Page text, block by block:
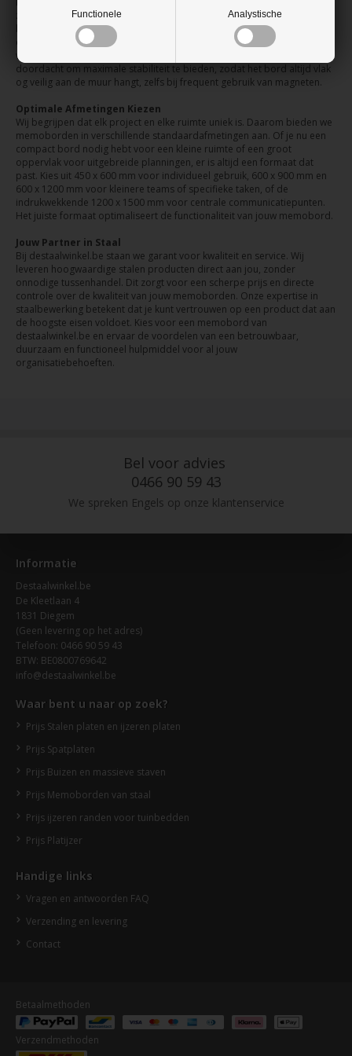
Functionele Analystische
zijn ontworpen voor eenvoudige montage. Met de bijgeleverde
bevestigingsmaterialen hang je het bord in een handomdraai stevig aan
de wand. Dit betekent minimale onderbreking van jouw dagelijkse
werkzaamheden en een direct bruikbaar oppervlak. De constructie is
doordacht om maximale stabiliteit te bieden, zodat het bord altijd vlak
og veilig aan de muur hangt, zelfs bij frequent gebruik van magneten.
Optimale Afmetingen Kiezen
Wij begrijpen dat elk project en elke ruimte uniek is. Daarom bieden we
memoborden in verschillende standaardafmetingen aan. Of je nu een
compact bord nodig hebt voor een kleine ruimte of een groot
oppervlak voor uitgebreide planningen, er is altijd een formaat dat
past. Kies uit 450 x 600 mm voor individueel gebruik, 600 x 900 mm en
600 x 1200 mm voor kleinere teams of specifieke taken, of de
indrukwekkende 1200 x 1500 mm voor centrale communicatiepunten.
Het juiste formaat optimaliseert de functionaliteit van jouw memobord.
Jouw Partner in Staal
Bij destaalwinkel.be staan we garant voor kwaliteit en service. Wij
leveren hoogwaardige stalen producten direct aan jou, zonder
onnodige tussenhandel. Dit zorgt voor een scherpe prijs en directe
controle over de kwaliteit van jouw memoborden. Onze expertise in
staalbewerking betekent dat je kunt vertrouwen op een product dat aan
de hoogste eisen voldoet. Kies voor een memobord van
destaalwinkel.be en ervaar de voordelen van een betrouwbaar,
duurzaam en functioneel hulpmiddel voor al jouw
organisatiebehoeften.
Bel voor advies
0466 90 59 43
We spreken Engels op onze klantenservice
Informatie
Destaalwinkel.be
De Kleetlaan 4
1831 Diegem
(Geen levering op het adres)
Telefoon: 0466 90 59 43
BTW: BE0800769642
info@destaalwinkel.be
Waar bent u naar op zoek?
Prijs Stalen platen en ijzeren platen
Prijs Spatplaten
Prijs Buizen en massieve staven
Prijs Memoborden van staal
Prijs ijzeren randen voor tuinbedden
Prijs Platijzer
Handige links
Vragen en antwoorden FAQ
Verzending en levering
Contact
Betaalmethoden
Verzendmethoden